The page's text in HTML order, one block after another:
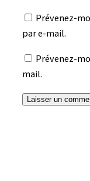
Prévenez-
par e-mail.
Prévenez-
mail.